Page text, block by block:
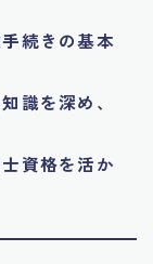
続きの基本
識を深め、
資格を活か